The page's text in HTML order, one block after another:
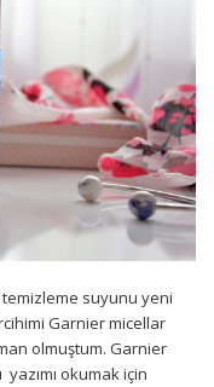
suyunu yeni
Garnier micellar
olmuştum. Garnier
okumak için